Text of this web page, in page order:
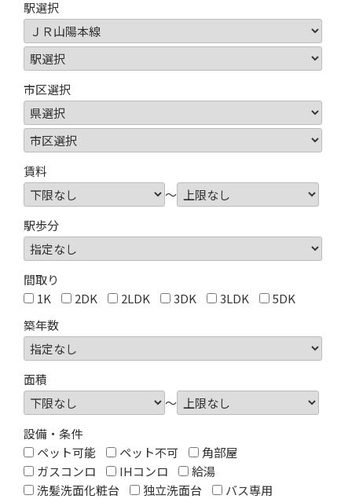
駅選択
市区選択
賃料
～
駅歩分
間取り
1K
2DK 2LDK 3DK 3LDK
5DK
築年数
面積
～
設備・条件
ペット可能
ペット不可
角部屋
ガスコンロ
IHコンロ
給湯
洗髪洗面化粧台
独立洗面台
バス専用